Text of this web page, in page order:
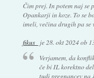
Čim prej. In potem naj se
Opankarji in koze. To se
imeli, večina drugih pa se
fikus_ je 28. okt 2024 ob
Verjamem, da
če bi IL korektno
tudi pregnancev na